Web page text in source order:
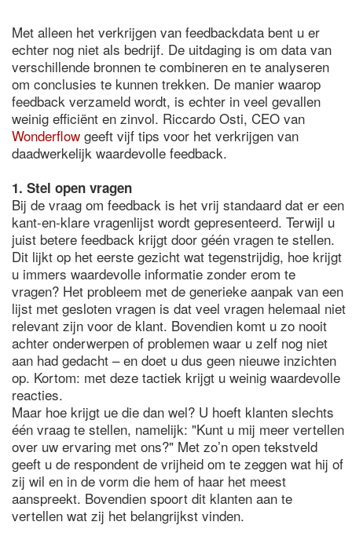
Met alleen het verkrijgen van feedbackdata bent u er
echter nog niet als bedrijf. De uitdaging is om data van
verschillende bronnen te combineren en te analyseren
om conclusies te kunnen trekken. De manier waarop
feedback verzameld wordt, is echter in veel gevallen
weinig efficiënt en zinvol. Riccardo Osti, CEO van
Wonderflow geeft vijf tips voor het verkrijgen van
daadwerkelijk waardevolle feedback.
1. Stel open vragen
Bij de vraag om feedback is het vrij standaard dat er een
kant-en-klare vragenlijst wordt gepresenteerd. Terwijl u
juist betere feedback krijgt door géén vragen te stellen.
Dit lijkt op het eerste gezicht wat tegenstrijdig, hoe krijgt
u immers waardevolle informatie zonder erom te
vragen? Het probleem met de generieke aanpak van een
lijst met gesloten vragen is dat veel vragen helemaal niet
relevant zijn voor de klant. Bovendien komt u zo nooit
achter onderwerpen of problemen waar u zelf nog niet
aan had gedacht – en doet u dus geen nieuwe inzichten
op. Kortom: met deze tactiek krijgt u weinig waardevolle
reacties.
Maar hoe krijgt ue die dan wel? U hoeft klanten slechts
één vraag te stellen, namelijk: "Kunt u mij meer vertellen
over uw ervaring met ons?" Met zo’n open tekstveld
geeft u de respondent de vrijheid om te zeggen wat hij of
zij wil en in de vorm die hem of haar het meest
aanspreekt. Bovendien spoort dit klanten aan te
vertellen wat zij het belangrijkst vinden.